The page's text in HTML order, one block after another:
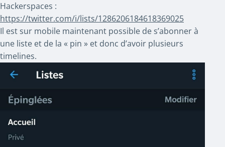
Hackerspaces :
https://twitter.com/i/lists/1286206184618369025
Il est sur mobile maintenant possible de s’abonner à
une liste et de la « pin » et donc d’avoir plusieurs
timelines.